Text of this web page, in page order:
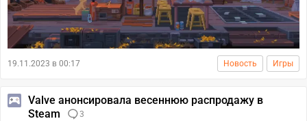
19.11.2023 в 00:17 Новость Игры
Valve анонсировала весеннюю распродажу в
Steam
3